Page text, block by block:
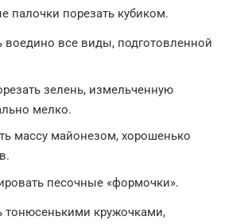
палочки порезать кубиком.
воедино все виды, подготовленной
зелень, измельченную
мелко.
массу майонезом, хорошенько
песочные «формочки».
тонюсенькими кружочками,